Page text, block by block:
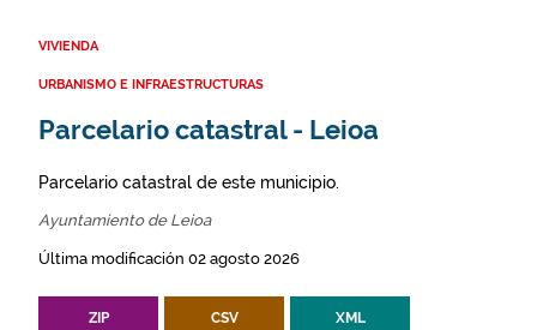
VIVIENDA
URBANISMO E INFRAESTRUCTURAS
Parcelario catastral - Leioa
Parcelario catastral de este municipio.
Ayuntamiento de Leioa
Última modificación 02 agosto 2026
ZIP CSV XML